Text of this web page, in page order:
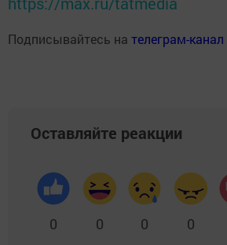
Подписывайтесь на телеграм-
Оставляйте реакции
0 0 0 0